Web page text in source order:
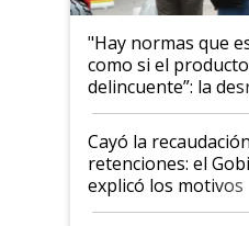
"Hay normas que
como si el
delincuente”: la
al Congreso
habló del
Cayó la
retenciones: el
explicó los motivos